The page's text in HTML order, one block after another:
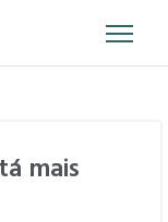
mais